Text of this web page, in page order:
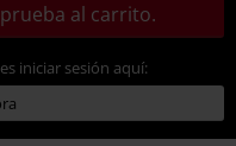
al carrito.
iniciar sesión aquí: